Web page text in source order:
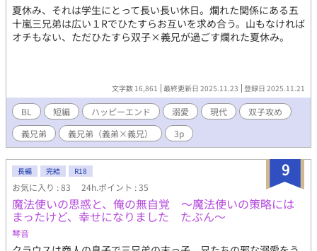
夏休み、それは学生にとって長い長い休日。爛れた関係にある五
十嵐三兄弟は広い１Rでひたすらお互いを求め合う。山もなければ
オチもない、ただひたすら双子×義兄が過ごす爛れた夏休み。
文字数 16,861 最終更新日 2025.11.23 登録日 2025.11.21
BL 短編 ハッピーエンド 溺愛 現代
双子攻め
義兄弟
義兄弟（義弟×義兄） 3p
9
長編 完結 R18
お気に入り : 83 24h.ポイント : 35
魔法使いの思惑と、俺の無自覚 〜魔法使いの策略には
まったけど、幸せになりました たぶん〜
琴音